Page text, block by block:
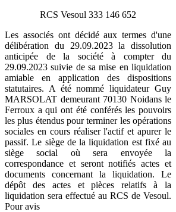
RCS Vesoul 333 146 652
Les associés ont décidé aux termes d'une
délibération du 29.09.2023 la dissolution
anticipée de la société à compter du
29.09.2023 suivie de sa mise en liquidation
amiable en application des dispositions
statutaires. A été nommé liquidateur Guy
MARSOLAT demeurant 70130 Noidans le
Ferroux a qui ont été conférés les pouvoirs
les plus étendus pour terminer les opérations
sociales en cours réaliser l'actif et apurer le
passif. Le siège de la liquidation est fixé au
siège social où sera envoyée la
correspondance et seront notifiés actes et
documents concernant la liquidation. Le
dépôt des actes et pièces relatifs à la
liquidation sera effectué au RCS de Vesoul.
Pour avis